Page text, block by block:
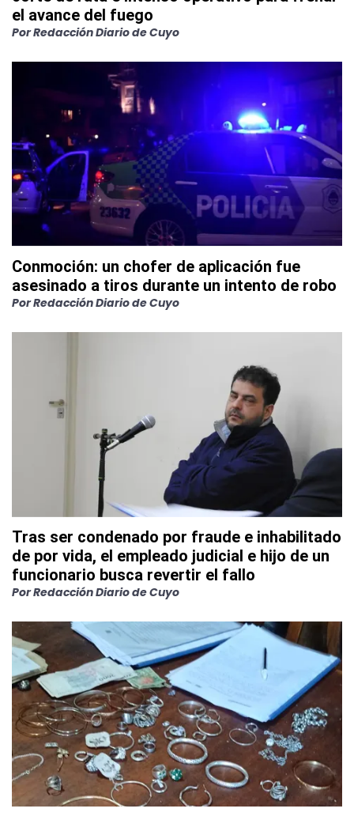
el avance del fuego
PorRedacción Diario de Cuyo
Conmoción: un chofer de aplicación fue
asesinado a tiros durante un intento de robo
PorRedacción Diario de Cuyo
Tras ser condenado por fraude e inhabilitado
de por vida, el empleado judicial e hijo de un
funcionario busca revertir el fallo
PorRedacción Diario de Cuyo